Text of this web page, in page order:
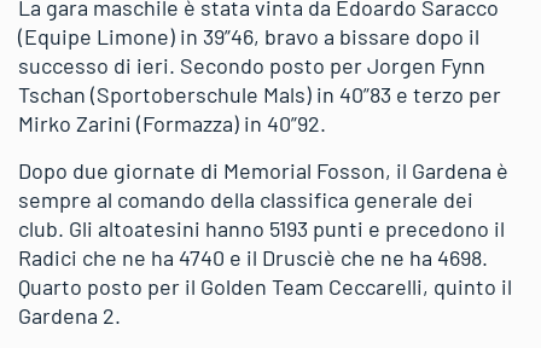
La gara maschile è stata vinta da Edoardo Saracco
(Equipe Limone) in 39”46, bravo a bissare dopo il
successo di ieri. Secondo posto per Jorgen Fynn
Tschan (Sportoberschule Mals) in 40”83 e terzo per
Mirko Zarini (Formazza) in 40”92.
Dopo due giornate di Memorial Fosson, il Gardena è
sempre al comando della classifica generale dei
club. Gli altoatesini hanno 5193 punti e precedono il
Radici che ne ha 4740 e il Drusciè che ne ha 4698.
Quarto posto per il Golden Team Ceccarelli, quinto il
Gardena 2.